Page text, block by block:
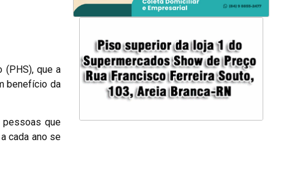
(PHS), que a
benefício da
pessoas que
cada ano se